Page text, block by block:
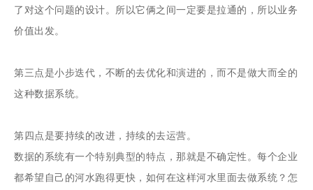
了对这个问题的设计。所以它俩之间一定要是拉通的，所以业务
价值出发。
第三点是小步迭代，不断的去优化和演进的，而不是做大而全的
这种数据系统。
第四点是要持续的改进，持续的去运营。
数据的系统有一个特别典型的特点，那就是不确定性。每个企业
都希望自己的河水跑得更快，如何在这样河水里面去做系统？怎